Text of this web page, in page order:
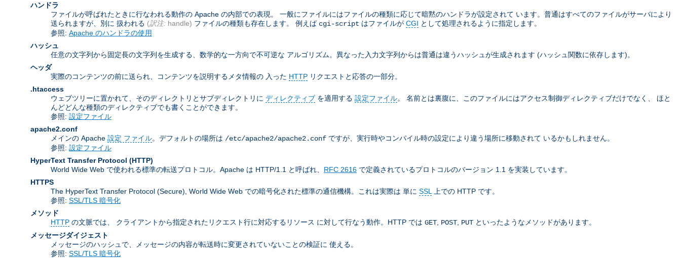
ハンドラ
ファイルが呼ばれたときに行なわれる動作の Apache の内部での表現。 一般にファイルにはファイルの種類に応じて暗黙のハンドラが設定されて います。普通はすべてのファイルがサーバにより
送られますが、別に 扱われる (訳注: handle) ファイルの種類も存在します。 例えば cgi-script はファイルが CGI として処理されるように指定します。
参照: Apache のハンドラの使用
ハッシュ
任意の文字列から固定長の文字列を生成する、数学的な一方向で不可逆な アルゴリズム。異なった入力文字列からは普通は違うハッシュが生成されます (ハッシュ関数に依存します)。
ヘッダ
実際のコンテンツの前に送られ、コンテンツを説明するメタ情報の 入った HTTP リクエストと応答の一部分。
.htaccess
ウェブツリーに置かれて、そのディレクトリとサブディレクトリに ディレクティブ を適用する 設定ファイル。 名前とは裏腹に、このファイルにはアクセス制御ディレクティブだけでなく、 ほと
んどどんな種類のディレクティブでも書くことができます。
参照: 設定ファイル
apache2.conf
メインの Apache 設定 ファイル。デフォルトの場所は /etc/apache2/apache2.conf ですが、実行時やコンパイル時の設定により違う場所に移動されて いるかもしれません。
参照: 設定ファイル
HyperText Transfer Protocol (HTTP)
World Wide Web で使われる標準の転送プロトコル。Apache は HTTP/1.1 と呼ばれ、 RFC 2616 で定義されているプロトコルのバージョン 1.1 を実装しています。
HTTPS
The HyperText Transfer Protocol (Secure), World Wide Web での暗号化された標準の通信機構。これは実際は 単に SSL
上での HTTP です。
参照: SSL/TLS 暗号化
メソッド
HTTP の文脈では、 クライアントから指定されたリクエスト行に対応するリソース に対して行なう動作。HTTP では GET POST PUT といったようなメソッドがあります。
メッセージダイジェスト
メッセージのハッシュで、メッセージの内容が転送時に変更されていないことの検証に 使える。
参照: SSL/TLS 暗号化